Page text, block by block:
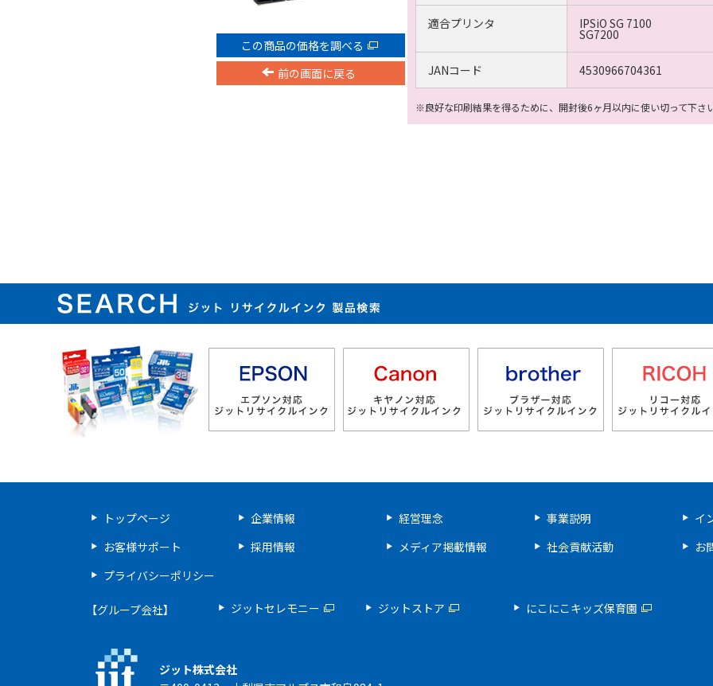
この商品の価格を調べる
前の画面に戻る
適合プリンタ IPSiO SG 7100
SG7200
JANコード 4530966704361
※良好な印刷結果を得るために、開封後6ヶ月以内に使い切って下さ
ジット リサイクルインク 製品検索
トップページ 企業情報 経営理念 事業説明
イ
お客様サポート
採用情報 メディア掲載情報 社会貢献活動
お
プライバシーポリシー
【グループ会社】 ジットセレモニー ジットストア にこにこキッズ保育園
ジット株式会社